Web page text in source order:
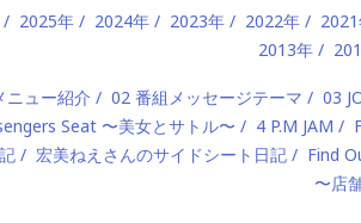
2025年 2024年 2023年 2022年
2013年
ニュー紹介 02 番組メッセージテーマ 03
Seat 〜美女とサトル〜 4 P.M JAM
宏美ねえさんのサイドシート日記 Find
〜店